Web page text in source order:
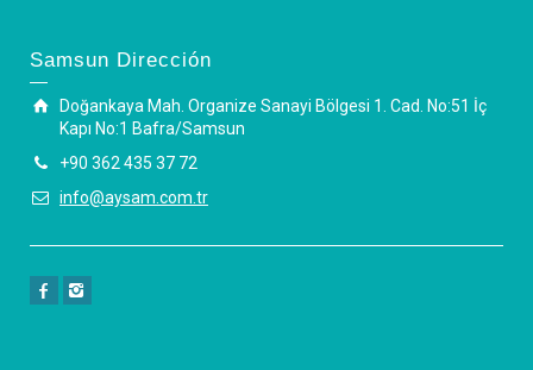
Samsun Dirección
Doğankaya Mah. Organize Sanayi Bölgesi 1. Cad. No:51 İç
Kapı No:1 Bafra/Samsun
+90 362 435 37 72
info@aysam.com.tr